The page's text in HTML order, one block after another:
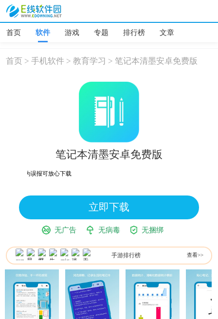
首页 软件 游戏 专题 排行榜 文章
首页 >手机软件 >教育学习 > 笔记本清墨安卓免费版
笔记本清墨安卓免费版
，均为误报可放心下载
立即下载
无广告 无病毒 无捆绑
手游排行榜 查看>>